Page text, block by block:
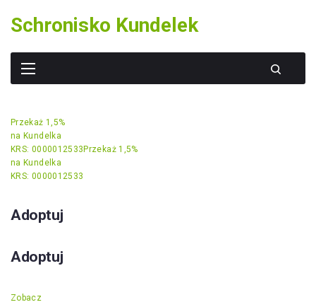
content
Schronisko Kundelek
Przekaż 1,5%
na Kundelka
KRS: 0000012533 Przekaż 1,5%
na Kundelka
KRS: 0000012533
Adoptuj
Adoptuj
Zobacz